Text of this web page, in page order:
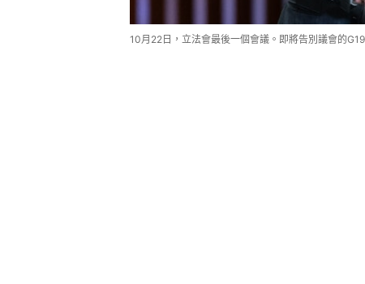
10月22日，立法會最後一個會議。即將告別議會的